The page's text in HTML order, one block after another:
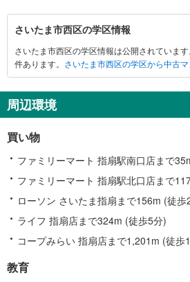
い
た
ま
西
区
関
す
る
情
報
さいたま市西区の学区情報
さいたま市西区の学区情報は公開されていま
件あります。 さいたま市西区の学区から中古
周辺環境
買い物
ファミリーマート 指扇駅南口店まで
ファミリーマート 指扇駅北口店まで
ローソン さいたま指扇まで156m (徒歩
ライフ 指扇店まで324m (徒歩5分)
コープみらい 指扇店まで1,201m (徒歩
教育